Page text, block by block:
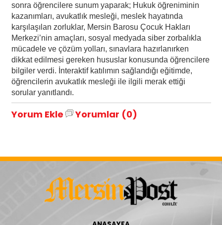
sonra öğrencilere sunum yaparak; Hukuk öğreniminin
kazanımları, avukatlık mesleği, meslek hayatında
karşılaşılan zorluklar, Mersin Barosu Çocuk Hakları
Merkezi’nin amaçları, sosyal medyada siber zorbalıkla
mücadele ve çözüm yolları, sınavlara hazırlanırken
dikkat edilmesi gereken hususlar konusunda öğrencilere
bilgiler verdi. İnteraktif katılımın sağlandığı eğitimde,
öğrencilerin avukatlık mesleği ile ilgili merak ettiği
sorular yanıtlandı.
Yorum Ekle Yorumlar (0)